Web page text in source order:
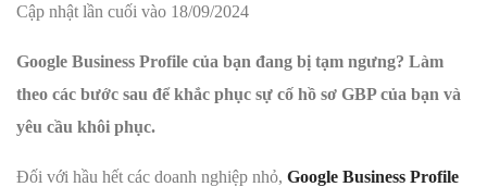
Cập nhật lần cuối vào 18/09/2024
Google Business Profile của bạn đang bị tạm ngưng? Làm
theo các bước sau để khắc phục sự cố hồ sơ GBP của bạn và
yêu cầu khôi phục.
Đối với hầu hết các doanh nghiệp nhỏ, Google Business Profile